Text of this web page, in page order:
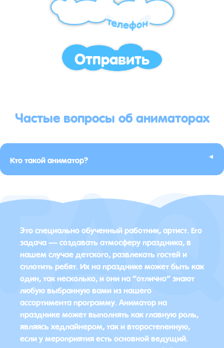
Отправить
Частые вопросы об аниматорах
Кто такой аниматор? ▸
Это специально обученный работник, артист. Его
задача — создавать атмосферу праздника, в
нашем случае детского, развлекать гостей и
сплотить ребят. Их на празднике может быть как
один, так несколько, и они на “отлично” знают
любую выбранную вами из нашего
ассортимента программу. Аниматор на
празднике может выполнять как главную роль,
являясь хедлайнером, так и второстепенную,
если у мероприятия есть основной ведущий.